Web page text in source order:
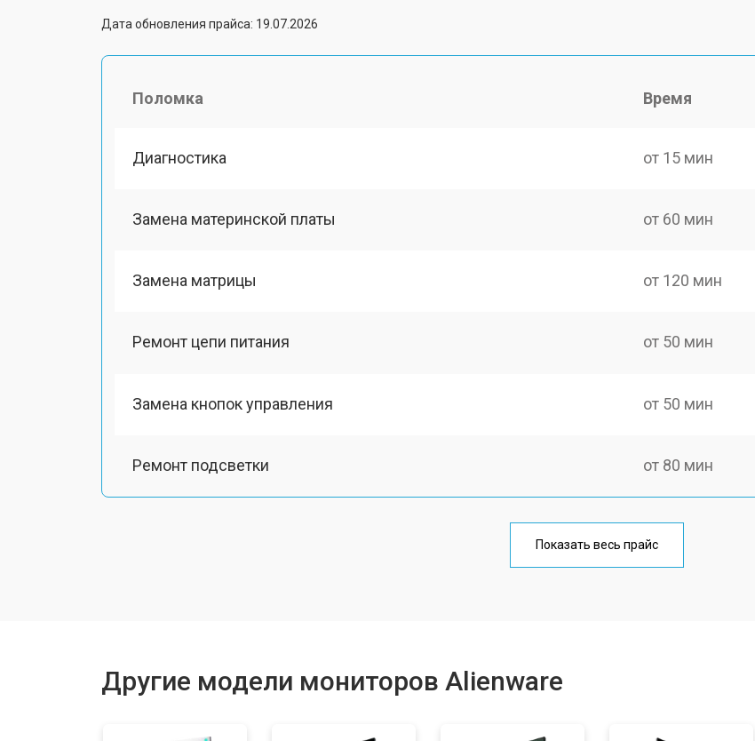
Дата обновления прайса: 19.07.2026
Поломка Время
Диагностика от 15 мин
Замена материнской платы от 60 мин
Замена матрицы от 120 мин
Ремонт цепи питания от 50 мин
Замена кнопок управления от 50 мин
Ремонт подсветки от 80 мин
Показать весь прайс
Другие модели мониторов Alienware